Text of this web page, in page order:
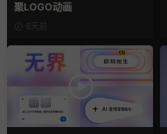
聚LOGO动画
6天前